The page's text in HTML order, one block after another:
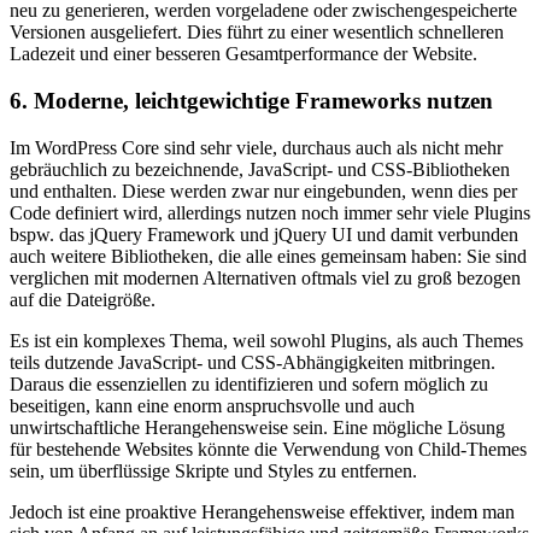
neu zu generieren, werden vorgeladene oder zwischengespeicherte
Versionen ausgeliefert. Dies führt zu einer wesentlich schnelleren
Ladezeit und einer besseren Gesamtperformance der Website.
6. Moderne, leichtgewichtige Frameworks nutzen
Im WordPress Core sind sehr viele, durchaus auch als nicht mehr
gebräuchlich zu bezeichnende, JavaScript- und CSS-Bibliotheken
und enthalten. Diese werden zwar nur eingebunden, wenn dies per
Code definiert wird, allerdings nutzen noch immer sehr viele Plugins
bspw. das jQuery Framework und jQuery UI und damit verbunden
auch weitere Bibliotheken, die alle eines gemeinsam haben: Sie sind
verglichen mit modernen Alternativen oftmals viel zu groß bezogen
auf die Dateigröße.
Es ist ein komplexes Thema, weil sowohl Plugins, als auch Themes
teils dutzende JavaScript- und CSS-Abhängigkeiten mitbringen.
Daraus die essenziellen zu identifizieren und sofern möglich zu
beseitigen, kann eine enorm anspruchsvolle und auch
unwirtschaftliche Herangehensweise sein. Eine mögliche Lösung
für bestehende Websites könnte die Verwendung von Child-Themes
sein, um überflüssige Skripte und Styles zu entfernen.
Jedoch ist eine proaktive Herangehensweise effektiver, indem man